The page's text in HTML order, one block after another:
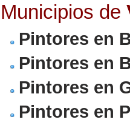
Municipios de
Pintores en
Pintores en
Pintores en
Pintores en